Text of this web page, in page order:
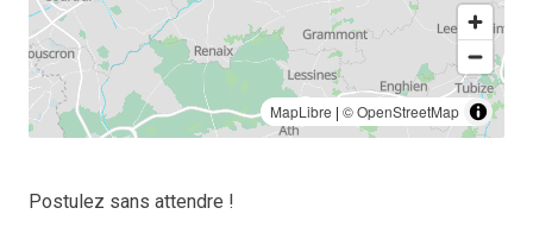
MapLibre | © OpenStreetMap
Postulez sans attendre !